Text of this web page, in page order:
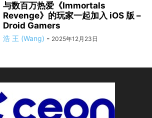
与数百万热爱《Immortals
Revenge》的玩家一起加入 iOS 版 –
Droid Gamers
浩 王 (Wang) - 2025年12月23日